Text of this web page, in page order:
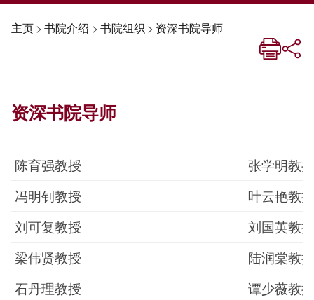
主页> 书院介绍 > 书院组织 > 资深书院导师
资深书院导师
陈育强教授
张学明教授
冯明钊教授
叶云艳教授
刘可复教授
刘国英教授
梁伟贤教授
陆润棠教授
石丹理教授
谭少薇教授